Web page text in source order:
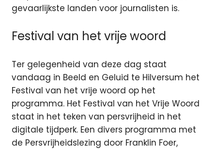
gevaarlijkste landen voor journalisten is.
Festival van het vrije woord
Ter gelegenheid van deze dag staat
vandaag in Beeld en Geluid te Hilversum het
Festival van het vrije woord op het
programma. Het Festival van het Vrije Woord
staat in het teken van persvrijheid in het
digitale tijdperk. Een divers programma met
de Persvrijheidslezing door Franklin Foer,